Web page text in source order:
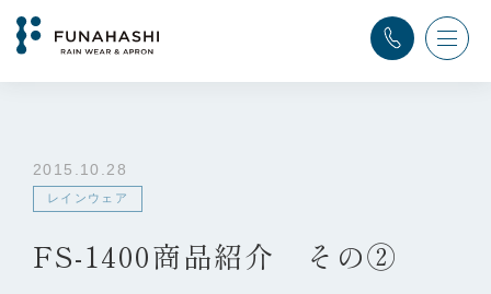
TOP FS-1400商品紹介 その②
2015.10.28
レインウェア
FS-1400商品紹介 その②